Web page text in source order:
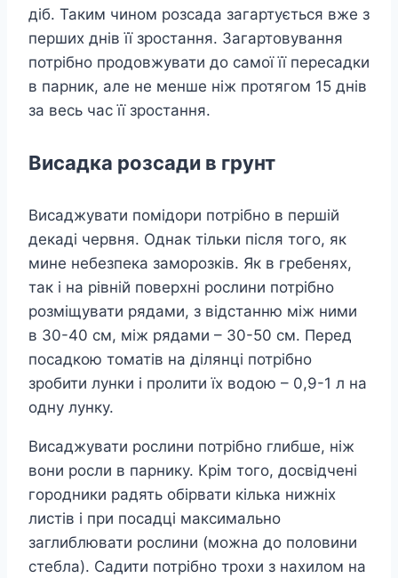
діб. Таким чином розсада загартується вже з
перших днів її зростання. Загартовування
потрібно продовжувати до самої її пересадки
в парник, але не менше ніж протягом 15 днів
за весь час її зростання.
Висадка розсади в грунт
Висаджувати помідори потрібно в першій
декаді червня. Однак тільки після того, як
мине небезпека заморозків. Як в гребенях,
так і на рівній поверхні рослини потрібно
розміщувати рядами, з відстанню між ними
в 30-40 см, між рядами – 30-50 см. Перед
посадкою томатів на ділянці потрібно
зробити лунки і пролити їх водою – 0,9-1 л на
одну лунку.
Висаджувати рослини потрібно глибше, ніж
вони росли в парнику. Крім того, досвідчені
городники радять обірвати кілька нижніх
листів і при посадці максимально
заглиблювати рослини (можна до половини
стебла). Садити потрібно трохи з нахилом на